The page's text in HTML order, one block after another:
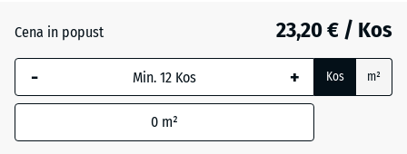
Angleška
Izbrana
dimenzija
z modrim
robom se
za
Cena in popust 23,20 € / Kos
- + Kos m²
0 m²